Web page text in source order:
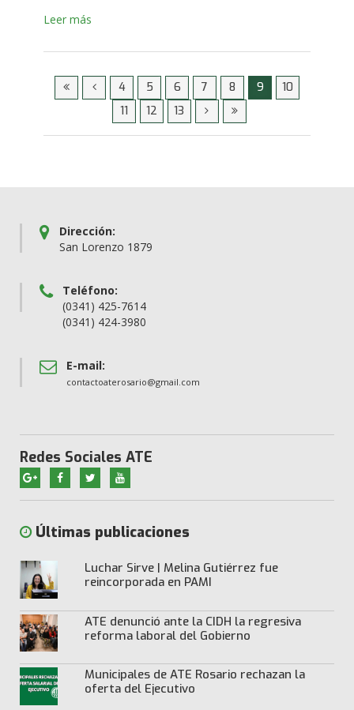
Leer más
4 5 6 7 8 9
10
11
12 13
Dirección:
San Lorenzo 1879
Teléfono:
(0341) 425-7614
(0341) 424-3980
E-mail:
contactoaterosario@gmail.com
Redes Sociales ATE
Últimas publicaciones
Luchar Sirve | Melina Gutiérrez fue
reincorporada en PAMI
ATE denunció ante la CIDH la regresiva
reforma laboral del Gobierno
Municipales de ATE Rosario rechazan la
oferta del Ejecutivo